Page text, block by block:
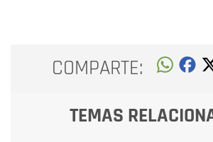
COMPARTE:
TEMAS